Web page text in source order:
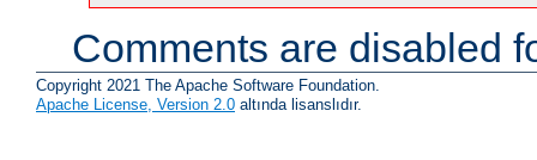
Comments are disabled
Copyright 2021 The Apache Software Foundation.
Apache License, Version 2.0 altında lisanslıdır.